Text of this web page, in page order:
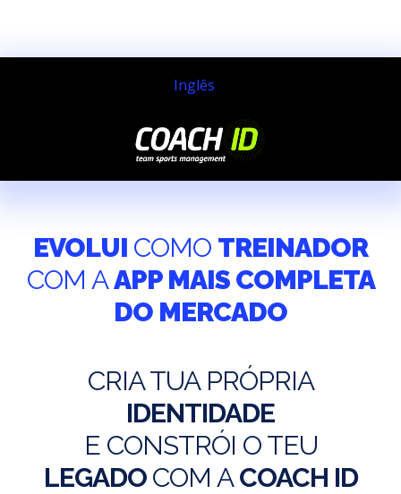
Inglês
EVOLUI COMO TREINADOR
COM AAPP MAIS COMPLETA
DO MERCADO
CRIA TUA PRÓPRIA
IDENTIDADE
E CONSTRÓI O TEU
LEGADO COM ACOACH ID